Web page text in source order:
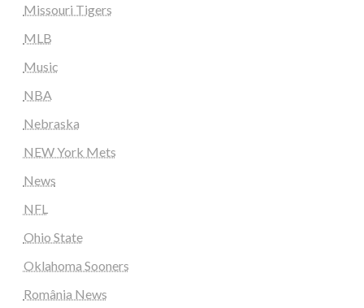
Missouri Tigers
MLB
Music
NBA
Nebraska
NEW York Mets
News
NFL
Ohio State
Oklahoma Sooners
România News